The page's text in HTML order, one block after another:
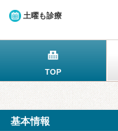
土曜も診療
TOP
基本情報